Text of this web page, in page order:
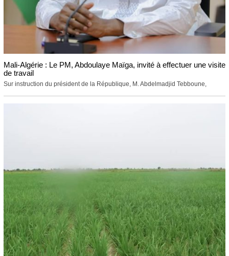
Mali-Algérie : Le PM, Abdoulaye Maïga, invité à effectuer une visite
de travail
Sur instruction du président de la République, M. Abdelmadjid Tebboune,